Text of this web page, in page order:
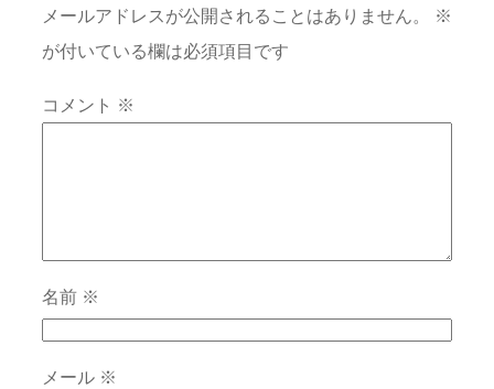
メールアドレスが公開されることはありません。
※
が付いている欄は必須項目です
コメント ※
名前 ※
メール ※